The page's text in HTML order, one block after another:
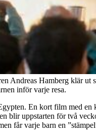
Andreas Hamberg klär ut
inför varje resa.
En kort film med en
blir uppstarten för två
får varje barn en